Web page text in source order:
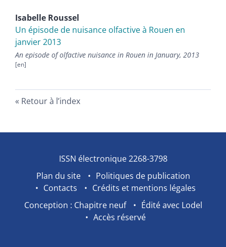
Isabelle Roussel
Un épisode de nuisance olfactive à Rouen en
janvier 2013
An episode of olfactive nuisance in Rouen in January, 2013
Retour à l’index
ISSN électronique 2268-3798
Plan du site
Politiques de publication
Contacts
Crédits et mentions légales
Conception : Chapitre neuf
Édité avec Lodel
Accès réservé